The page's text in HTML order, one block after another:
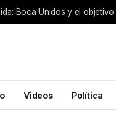
Boca Unidos y el
Videos Política